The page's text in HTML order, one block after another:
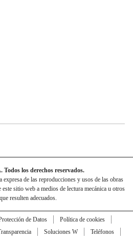
los derechos reservados.
de las reproducciones y usos de las obras
este sitio web a medios de lectura mecánica u otros
resulten adecuados.
de Datos
Política de cookies
Soluciones W
Teléfonos